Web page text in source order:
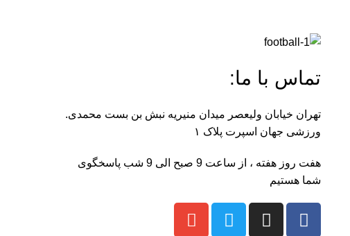
تماس با ما:
تهران خیابان ولیعصر میدان منیریه نبش بن بست محمدی.
ورزشی جهان اسپرت پلاک ۱
هفت روز هفته ، از ساعت 9 صبح الی 9 شب پاسخگوی
شما هستیم